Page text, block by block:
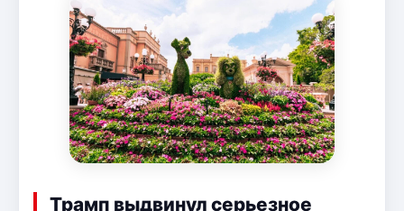
Трамп выдвинул серьезное